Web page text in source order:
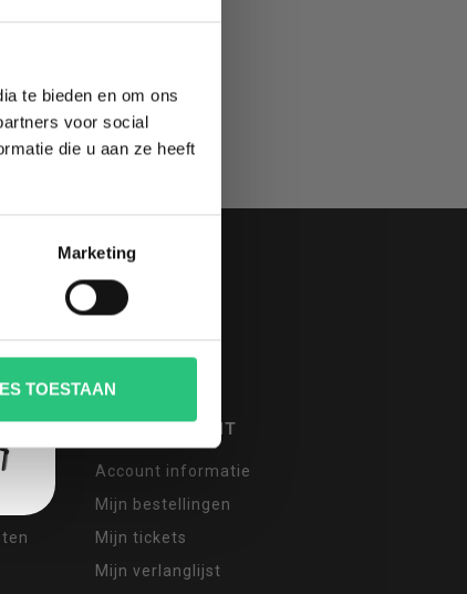
te bieden en om ons
voor social
die u aan ze heeft
Marketing
TOESTAAN
MIJN ACCOUNT
Account informatie
Mijn bestellingen
Mijn tickets
Mijn verlanglijst